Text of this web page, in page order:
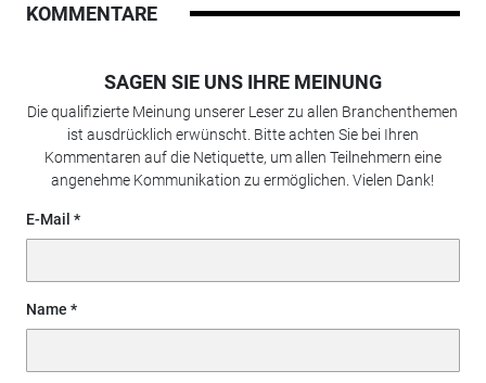
KOMMENTARE
SAGEN SIE UNS IHRE MEINUNG
Die qualifizierte Meinung unserer Leser zu allen Branchenthemen
ist ausdrücklich erwünscht. Bitte achten Sie bei Ihren
Kommentaren auf die Netiquette, um allen Teilnehmern eine
angenehme Kommunikation zu ermöglichen. Vielen Dank!
E-Mail
Name